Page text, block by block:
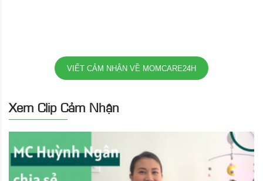
VIẾT CẢM NHẬN VỀ MOMCARE24H
Xem Clip Cảm Nhận